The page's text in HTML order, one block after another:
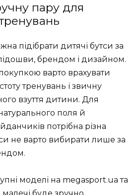
пару для
підібрати дитячі бутси за
брендом і дизайном.
варто врахувати
тренувань і звичну
взуття дитини. Для
поля й
потрібна різна
не варто вибирати лише за
моделі на megasport.ua та